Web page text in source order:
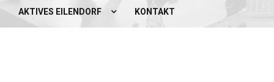
AKTIVES EILENDORF KONTAKT